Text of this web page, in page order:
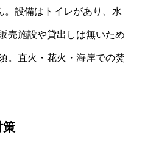
。設備はトイレがあり、水
売施設や貸出しは無いため
。直火・花火・海岸での焚
策